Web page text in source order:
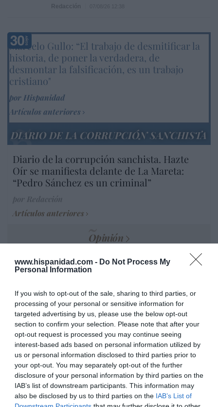
www.hispanidad.com - Do Not Process My
Personal Information
If you wish to opt-out of the sale, sharing to third parties, or
processing of your personal or sensitive information for
targeted advertising by us, please use the below opt-out
section to confirm your selection. Please note that after your
opt-out request is processed you may continue seeing
interest-based ads based on personal information utilized by
us or personal information disclosed to third parties prior to
your opt-out. You may separately opt-out of the further
disclosure of your personal information by third parties on the
IAB’s list of downstream participants. This information may
also be disclosed by us to third parties on the IAB’s List of
Marcelo Gullo: “El trabajo de desmitificar la
historia, de poner la verdadera, de
desmontar la falsificación, es un trabajo
cristiano"
por Hispanidad
Artículos anteriores
DIARIO DE LA CORRUPCIÓN SANCHISTA
Diario de la corrupción sanchista. Hazte
Oír se manifiesta delante de La Mareta:
“Pedro Sánchez es un criminal”
Artículos anteriores
Opinión
Enormes minucias
por Eulogio López
Isabel Pantoja pierde dos pleitos con